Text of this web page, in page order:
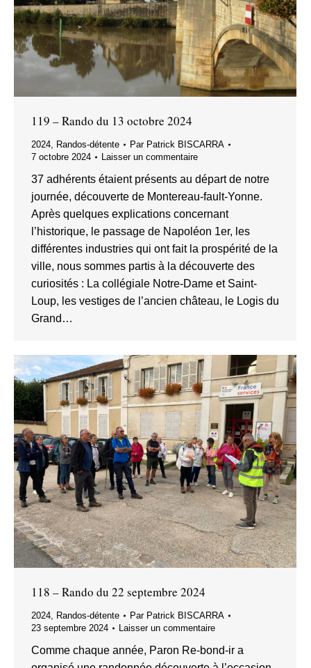
119 – Rando du 13 octobre 2024
2024 Randos-détente Par Patrick BISCARRA
7 octobre 2024
Laisser un commentaire
37 adhérents étaient présents au départ de notre
journée, découverte de Montereau-fault-Yonne.
Après quelques explications concernant
l’historique, le passage de Napoléon 1er, les
différentes industries qui ont fait la prospérité de la
ville, nous sommes partis à la découverte des
curiosités : La collégiale Notre-Dame et Saint-
Loup, les vestiges de l’ancien château, le Logis du
Grand…
118 – Rando du 22 septembre 2024
2024 Randos-détente Par Patrick BISCARRA
23 septembre 2024
Laisser un commentaire
Comme chaque année, Paron Re-bond-ir a